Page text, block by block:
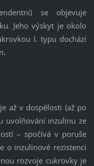
se objevuje
Jeho výskyt je okolo
I. typu dochází
až v dospělosti (až po
uvolňování inzulinu ze
– spočívá v poruše
o inzulinové rezistenci
rozvoje cukrovky je